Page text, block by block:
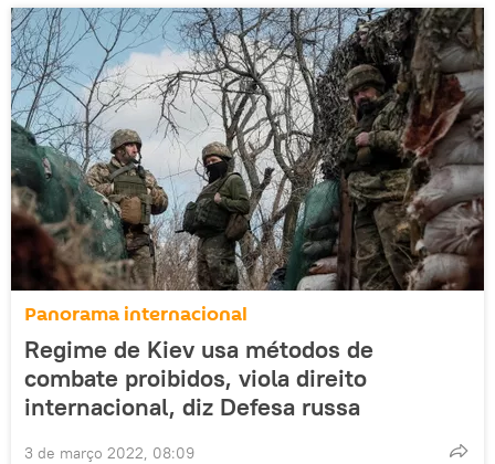
Panorama internacional
Regime de Kiev usa métodos de
combate proibidos, viola direito
internacional, diz Defesa russa
3 de março 2022, 08:09